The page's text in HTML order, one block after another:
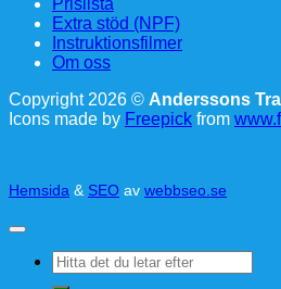
Prislista
Extra stöd (NPF)
Instruktionsfilmer
Om oss
Copyright 2026 © Anderssons
Icons made by Freepick from
Hemsida & SEO av webbseo.se
Sök
efter: